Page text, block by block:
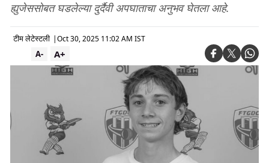
ह्युजेससोबत घडलेल्या दुर्दैवी अपघाताचा अनुभव घेतला आहे.
टीम लेटेस्टली |Oct 30, 2025 11:02 AM IST
A+
A-